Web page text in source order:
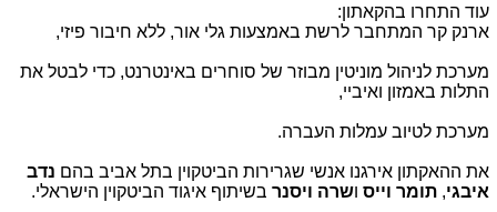
עוד התחרו בהקאתון:
ארנק קר המתחבר לרשת באמצעות גלי אור, ללא חיבור פיזי,
מערכת לניהול מוניטין מבוזר של סוחרים באינטרנט, כדי לבטל את
התלות באמזון ואיביי,
מערכת לטיוב עמלות העברה.
את ההאקתון אירגנו אנשי שגרירות הביטקוין בתל אביב בהם נדב
איבגי, תומר וייס ושרה ויסנר בשיתוף איגוד הביטקוין הישראלי.